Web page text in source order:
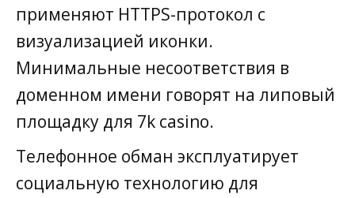
применяют HTTPS-протокол с
визуализацией иконки.
Минимальные несоответствия в
доменном имени говорят на липовый
площадку для 7k casino.
Телефонное обман эксплуатирует
социальную технологию для